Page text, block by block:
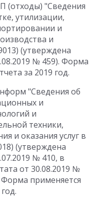
(отходы) "Сведения
утилизации,
и
и
(утверждена
№ 459). Форма
за 2019 год.
"Сведения об
и
и
техники,
и оказания услуг в
(утверждена
№ 410, в
от 30.08.2019 №
Форма применяется